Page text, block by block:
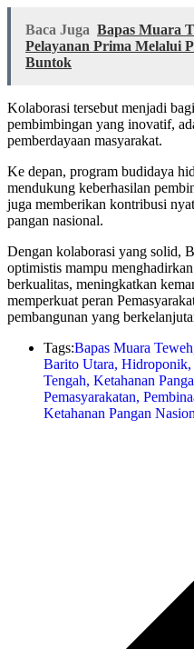
Baca Juga Bapas Muara
Pelayanan Prima Melalui
Buntok
Kolaborasi tersebut menjadi
pembimbingan yang inovatif,
pemberdayaan masyarakat.
Ke depan, program budidaya
mendukung keberhasilan
juga memberikan kontribusi
pangan nasional.
Dengan kolaborasi yang solid,
optimistis mampu
berkualitas, meningkatkan
memperkuat peran
pembangunan yang
Tags:Bapas Muara Teweh
Barito Utara, Hidroponik,
Tengah, Ketahanan
Pemasyarakatan,
Ketahanan Pangan